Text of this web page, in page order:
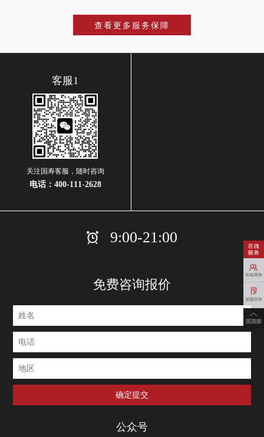
查看更多服务保障
客服1
关注国寿客服，随时咨询
电话： 400-111-2628
9:00-21:00
免费咨询报价
公众号